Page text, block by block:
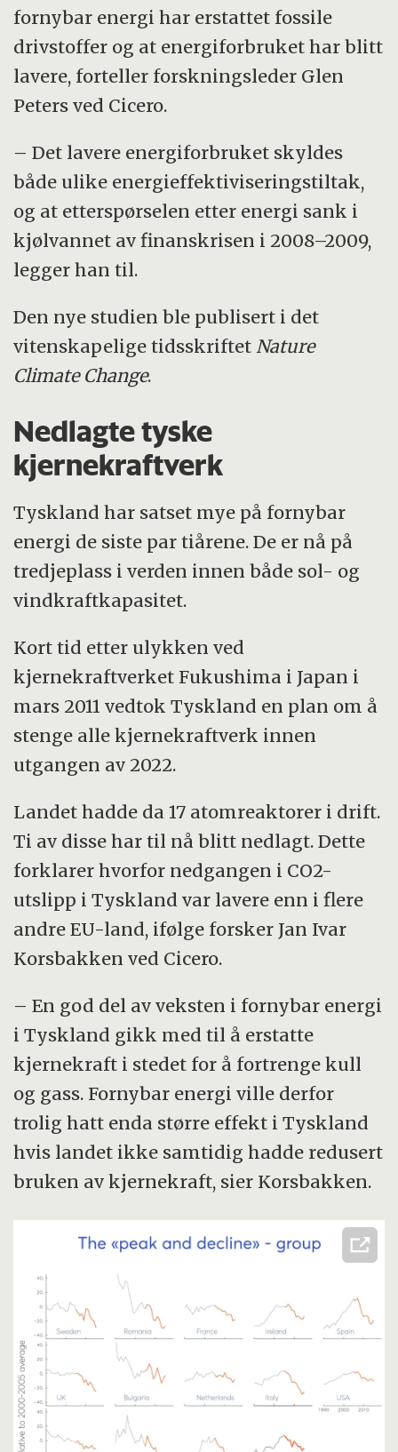
fornybar energi har erstattet fossile
drivstoffer og at energiforbruket har blitt
lavere, forteller forskningsleder Glen
Peters ved Cicero.
– Det lavere energiforbruket skyldes
både ulike energieffektiviseringstiltak,
og at etterspørselen etter energi sank i
kjølvannet av finanskrisen i 2008–2009,
legger han til.
Den nye studien ble publisert i det
vitenskapelige tidsskriftet Nature
Climate Change.
Nedlagte tyske
kjernekraftverk
Tyskland har satset mye på fornybar
energi de siste par tiårene. De er nå på
tredjeplass i verden innen både sol- og
vindkraftkapasitet.
Kort tid etter ulykken ved
kjernekraftverket Fukushima i Japan i
mars 2011 vedtok Tyskland en plan om å
stenge alle kjernekraftverk innen
utgangen av 2022.
Landet hadde da 17 atomreaktorer i drift.
Ti av disse har til nå blitt nedlagt. Dette
forklarer hvorfor nedgangen i CO2-
utslipp i Tyskland var lavere enn i flere
andre EU-land, ifølge forsker Jan Ivar
Korsbakken ved Cicero.
– En god del av veksten i fornybar energi
i Tyskland gikk med til å erstatte
kjernekraft i stedet for å fortrenge kull
og gass. Fornybar energi ville derfor
trolig hatt enda større effekt i Tyskland
hvis landet ikke samtidig hadde redusert
bruken av kjernekraft, sier Korsbakken.